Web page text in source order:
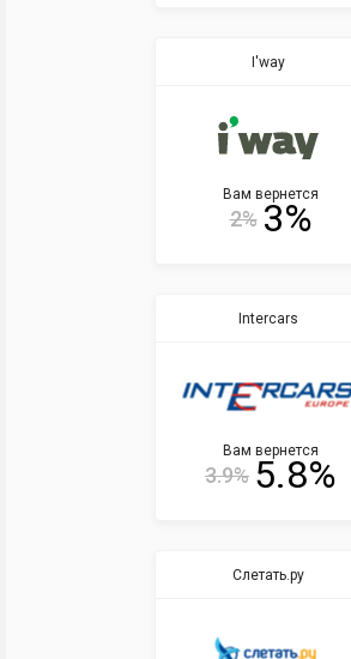
I'way
Вам вернется
2% 3%
Intercars
Вам вернется
3.9% 5.8%
Слетать.ру